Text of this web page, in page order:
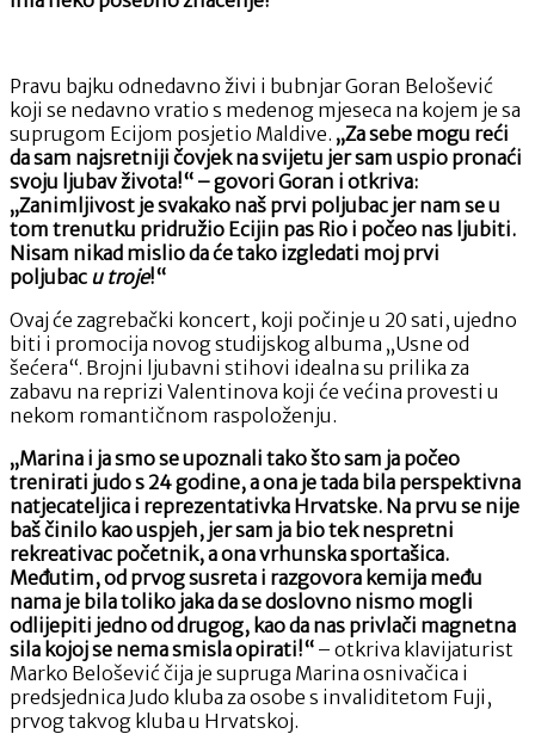
Pravu bajku odnedavno živi i bubnjar Goran Belošević
koji se nedavno vratio s medenog mjeseca na kojem je sa
suprugom Ecijom posjetio Maldive. „Za sebe mogu reći
da sam najsretniji čovjek na svijetu jer sam uspio pronaći
svoju ljubav života!“ – govori Goran i otkriva:
„Zanimljivost je svakako naš prvi poljubac jer nam se u
tom trenutku pridružio Ecijin pas Rio i počeo nas ljubiti.
Nisam nikad mislio da će tako izgledati moj prvi
poljubac u troje!“
Ovaj će zagrebački koncert, koji počinje u 20 sati, ujedno
biti i promocija novog studijskog albuma „Usne od
šećera“. Brojni ljubavni stihovi idealna su prilika za
zabavu na reprizi Valentinova koji će većina provesti u
nekom romantičnom raspoloženju.
„Marina i ja smo se upoznali tako što sam ja počeo
trenirati judo s 24 godine, a ona je tada bila perspektivna
natjecateljica i reprezentativka Hrvatske. Na prvu se nije
baš činilo kao uspjeh, jer sam ja bio tek nespretni
rekreativac početnik, a ona vrhunska sportašica.
Međutim, od prvog susreta i razgovora kemija među
nama je bila toliko jaka da se doslovno nismo mogli
odlijepiti jedno od drugog, kao da nas privlači magnetna
sila kojoj se nema smisla opirati!“ – otkriva klavijaturist
Marko Belošević čija je supruga Marina osnivačica i
predsjednica Judo kluba za osobe s invaliditetom Fuji,
prvog takvog kluba u Hrvatskoj.